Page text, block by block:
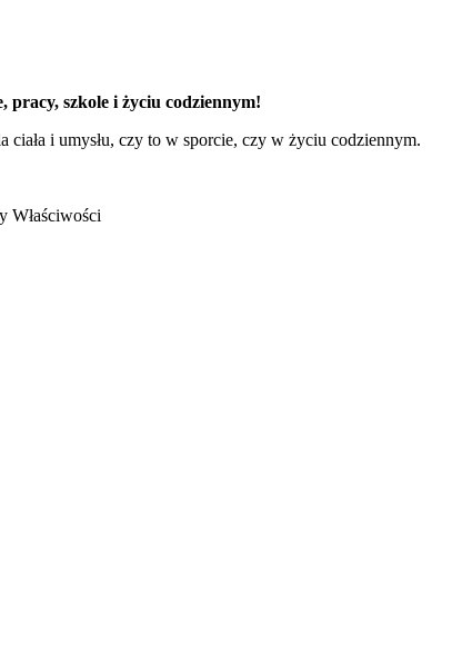
szkole i życiu codziennym!
i umysłu, czy to w sporcie, czy w życiu codziennym.
Właściwości